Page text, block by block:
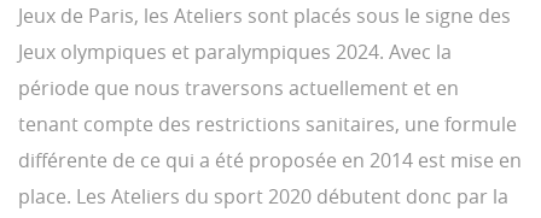
Jeux de Paris, les Ateliers sont placés sous le signe des
Jeux olympiques et paralympiques 2024. Avec la
période que nous traversons actuellement et en
tenant compte des restrictions sanitaires, une formule
différente de ce qui a été proposée en 2014 est mise en
place. Les Ateliers du sport 2020 débutent donc par la